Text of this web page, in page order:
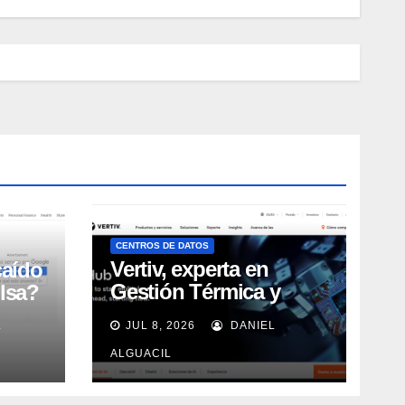
CENTROS DE DATOS
Vertiv, experta en
Gestión Térmica y
energía de Centros de
Datos, sigue su
crecimiento imparable
JUL 8, 2026 DANIEL
ALGUACIL